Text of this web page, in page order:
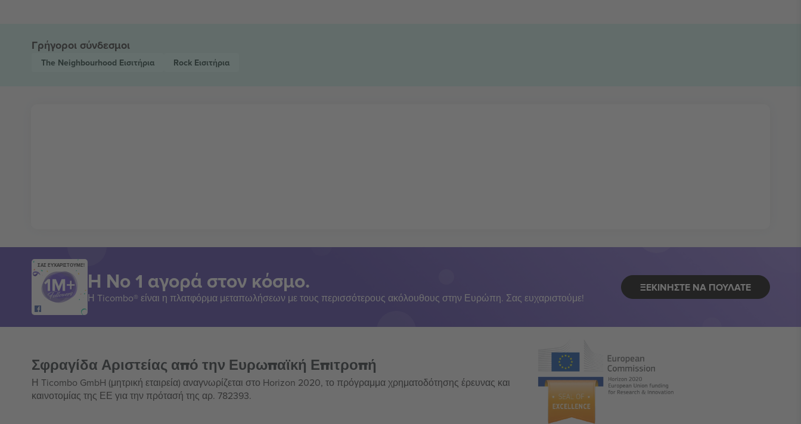
Γρήγοροι σύνδεσμοι
The Neighbourhood Εισιτήρια Rock Εισιτήρια
ΣΑΣ ΕΥΧΑΡΙΣΤΟΥΜΕ!
Η Νο 1 αγορά στον κόσμο.
Η Ticombo® είναι η πλατφόρμα μεταπωλήσεων με τους περισσότερους ακόλουθους στην Ευρώπη. Σας ευχαριστούμε!
ΞΕΚΙΝΉΣΤΕ ΝΑ ΠΟΥΛΆΤΕ
Σφραγίδα Αριστείας από την Ευρωπαϊκή Επιτροπή
Η Ticombo GmbH (μητρική εταιρεία) αναγνωρίζεται στο Horizon 2020, το πρόγραμμα χρηματοδότησης έρευνας και
καινοτομίας της ΕΕ για την πρότασή της αρ. 782393.